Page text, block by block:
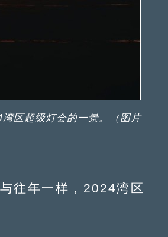
区超级灯会的一景。（图片
往年一样，2024湾区